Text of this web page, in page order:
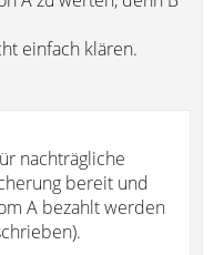
einfach klären.
nachträgliche
bereit und
A bezahlt werden